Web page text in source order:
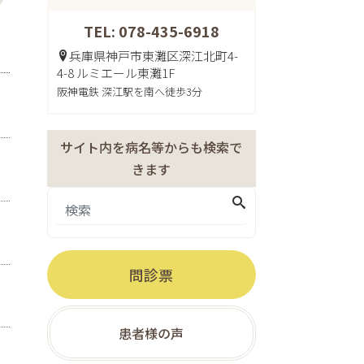
TEL: 078-435-6918
兵庫県神戸市東灘区深江北町4-
4-8 ルミエール東灘1F
阪神電鉄 深江駅を南へ徒歩3分
サイト内を病名等からも検索で
きます
問診票
患者様の声